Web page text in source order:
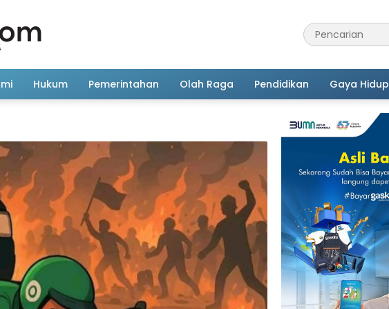
Hukum Pemerintahan Olah Raga Pendidikan Gaya Hidup